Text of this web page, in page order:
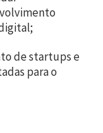
de startups e
para o